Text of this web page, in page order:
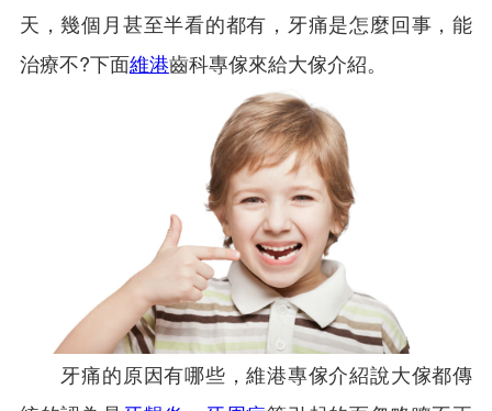
天，幾個月甚至半看的都有，牙痛是怎麼回事，能
治療不?下面維港齒科專傢來給大傢介紹。
牙痛的原因有哪些，維港專傢介紹說大傢都傳